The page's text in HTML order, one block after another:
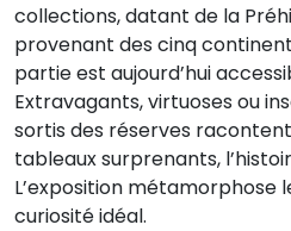
collections, datant de la
provenant des cinq
partie est aujourd’hui
Extravagants, virtuoses ou
sortis des réserves
tableaux surprenants,
L’exposition métamorphose
curiosité idéal.